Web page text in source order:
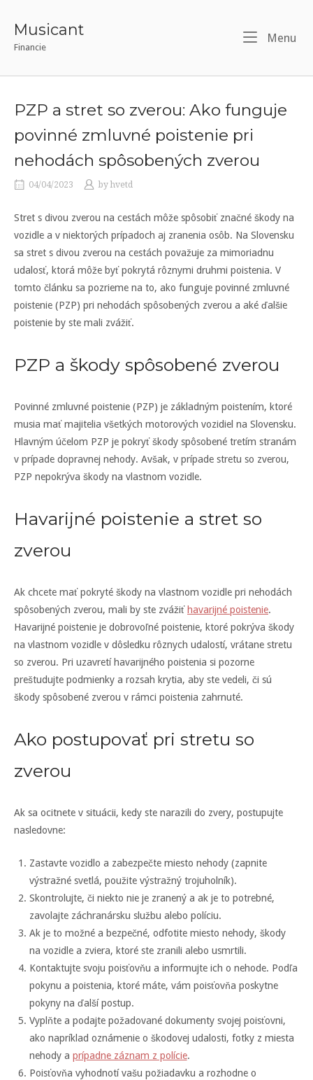
Musicant
Financie
Menu
PZP a stret so zverou: Ako funguje
povinné zmluvné poistenie pri
nehodách spôsobených zverou
04/04/2023 by hvetd
Stret s divou zverou na cestách môže spôsobiť značné škody na
vozidle a v niektorých prípadoch aj zranenia osôb. Na Slovensku
sa stret s divou zverou na cestách považuje za mimoriadnu
udalosť, ktorá môže byť pokrytá rôznymi druhmi poistenia. V
tomto článku sa pozrieme na to, ako funguje povinné zmluvné
poistenie (PZP) pri nehodách spôsobených zverou a aké ďalšie
poistenie by ste mali zvážiť.
PZP a škody spôsobené zverou
Povinné zmluvné poistenie (PZP) je základným poistením, ktoré
musia mať majitelia všetkých motorových vozidiel na Slovensku.
Hlavným účelom PZP je pokryť škody spôsobené tretím stranám
v prípade dopravnej nehody. Avšak, v prípade stretu so zverou,
PZP nepokrýva škody na vlastnom vozidle.
Havarijné poistenie a stret so
zverou
Ak chcete mať pokryté škody na vlastnom vozidle pri nehodách
spôsobených zverou, mali by ste zvážiť havarijné poistenie.
Havarijné poistenie je dobrovoľné poistenie, ktoré pokrýva škody
na vlastnom vozidle v dôsledku rôznych udalostí, vrátane stretu
so zverou. Pri uzavretí havarijného poistenia si pozorne
preštudujte podmienky a rozsah krytia, aby ste vedeli, či sú
škody spôsobené zverou v rámci poistenia zahrnuté.
Ako postupovať pri stretu so
zverou
Ak sa ocitnete v situácii, kedy ste narazili do zvery, postupujte
nasledovne:
Zastavte vozidlo a zabezpečte miesto nehody (zapnite
výstražné svetlá, použite výstražný trojuholník).
Skontrolujte, či niekto nie je zranený a ak je to potrebné,
zavolajte záchranársku službu alebo políciu.
Ak je to možné a bezpečné, odfotite miesto nehody, škody
na vozidle a zviera, ktoré ste zranili alebo usmrtili.
Kontaktujte svoju poisťovňu a informujte ich o nehode. Podľa
pokynu a poistenia, ktoré máte, vám poisťovňa poskytne
pokyny na ďalší postup.
Vyplňte a podajte požadované dokumenty svojej poisťovni,
ako napríklad oznámenie o škodovej udalosti, fotky z miesta
nehody a prípadne záznam z polície.
Poisťovňa vyhodnotí vašu požiadavku a rozhodne o